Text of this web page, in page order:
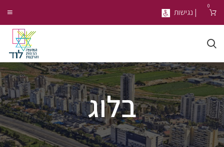
0
| נגישות
בלוג